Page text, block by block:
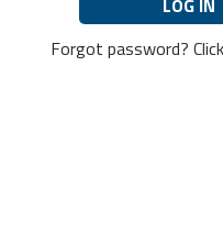
Forgot password?